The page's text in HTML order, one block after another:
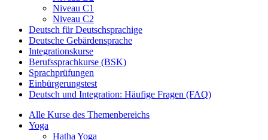
Niveau C1
Niveau C2
Deutsch für Deutschsprachige
Deutsche Gebärdensprache
Integrationskurse
Berufssprachkurse (BSK)
Sprachprüfungen
Einbürgerungstest
Deutsch und Integration: Häufige Fragen (FAQ)
Alle Kurse des Themenbereichs
Yoga
Hatha Yoga